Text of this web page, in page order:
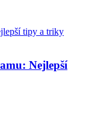
Nejlepší